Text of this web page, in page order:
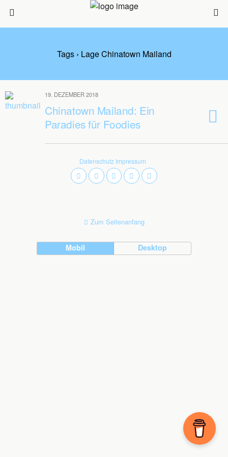
Tags › Lage Chinatown Mailand
19. DEZEMBER 2018
Chinatown Mailand: Ein
Paradies für Foodies
Datenschutz Impressum
Zum Seitenanfang
Mobil Desktop